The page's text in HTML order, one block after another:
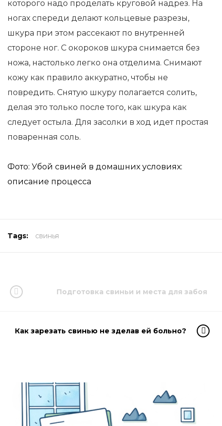
которого надо проделать круговой надрез. На
ногах спереди делают кольцевые разрезы,
шкура при этом рассекают по внутренней
стороне ног. С окороков шкура снимается без
ножа, настолько легко она отделима. Снимают
кожу как правило аккуратно, чтобы не
повредить. Снятую шкуру полагается солить,
делая это только после того, как шкура как
следует остыла. Для засолки в ход идет простая
поваренная соль.
Фото: Убой свиней в домашних условиях:
описание процесса
Tags: свинья
Подготовка свиньи и места для забоя
Как зарезать свинью не зделав ей больно?